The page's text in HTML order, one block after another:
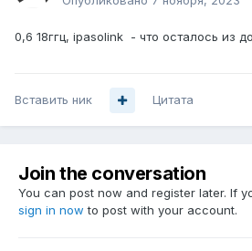
0,6 18ггц, ipasolink - что осталось из
Вставить ник Цитата
Join the conversation
You can post now and register later. If
sign in now to post with your account.